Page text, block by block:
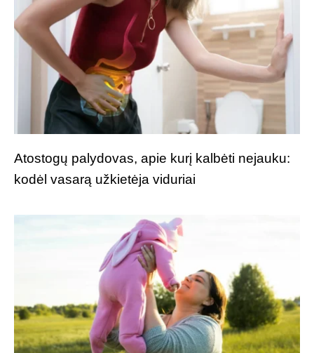
Atostogų palydovas, apie kurį kalbėti nejauku:
kodėl vasarą užkietėja viduriai